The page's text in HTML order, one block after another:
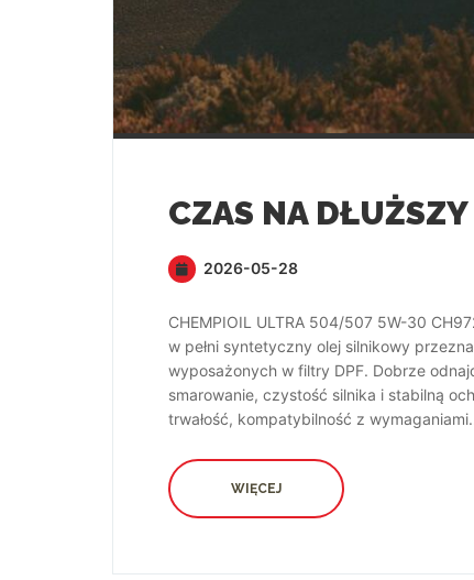
2026-05-28
CHEMPIOIL ULTRA 504/507 5W-30
w pełni syntetyczny olej silnikowy
wyposażonych w filtry DPF. Dobrze
smarowanie, czystość silnika i stabilną
trwałość, kompatybilność z
WIĘCEJ